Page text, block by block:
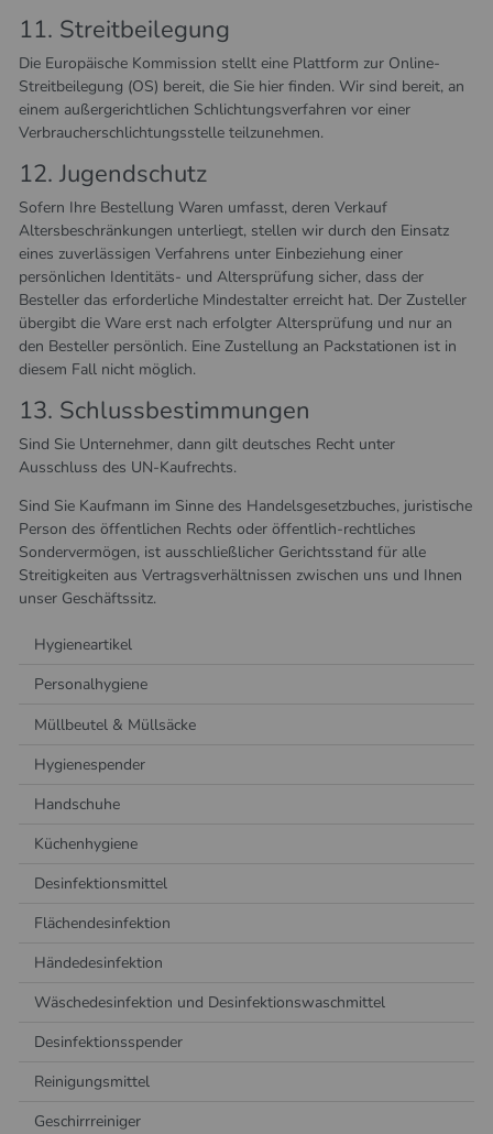
11. Streitbeilegung​​​​​​​
Die Europäische Kommission stellt eine Plattform zur Online-
Streitbeilegung (OS) bereit, die Sie hier finden. Wir sind bereit, an
einem außergerichtlichen Schlichtungsverfahren vor einer
Verbraucherschlichtungsstelle teilzunehmen.
12. Jugendschutz​​​​​​​
Sofern Ihre Bestellung Waren umfasst, deren Verkauf
Altersbeschränkungen unterliegt, stellen wir durch den Einsatz
eines zuverlässigen Verfahrens unter Einbeziehung einer
persönlichen Identitäts- und Altersprüfung sicher, dass der
Besteller das erforderliche Mindestalter erreicht hat. Der Zusteller
übergibt die Ware erst nach erfolgter Altersprüfung und nur an
den Besteller persönlich. Eine Zustellung an Packstationen ist in
diesem Fall nicht möglich.
13. Schlussbestimmungen​​​​​​​
Sind Sie Unternehmer, dann gilt deutsches Recht unter
Ausschluss des UN-Kaufrechts.
Sind Sie Kaufmann im Sinne des Handelsgesetzbuches, juristische
Person des öffentlichen Rechts oder öffentlich-rechtliches
Sondervermögen, ist ausschließlicher Gerichtsstand für alle
Streitigkeiten aus Vertragsverhältnissen zwischen uns und Ihnen
unser Geschäftssitz.
Hygieneartikel
Personalhygiene
Müllbeutel & Müllsäcke
Hygienespender
Handschuhe
Küchenhygiene
Desinfektionsmittel
Flächendesinfektion
Händedesinfektion
Wäschedesinfektion und Desinfektionswaschmittel
Desinfektionsspender
Reinigungsmittel
Geschirrreiniger